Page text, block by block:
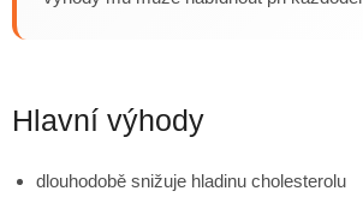
Hlavní výhody
dlouhodobě snižuje hladinu cholesterolu